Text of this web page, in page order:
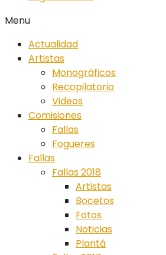
Menu
Actualidad
Artistas
Monográficos
Recopilatorio
Videos
Comisiones
Fallas
Fogueres
Fallas
Fallas 2018
Artistas
Bocetos
Fotos
Noticias
Plantá